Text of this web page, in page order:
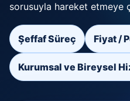
sorusuyla hareket etmeye
Şeffaf Süreç Fiyat /
Kurumsal ve Bireysel